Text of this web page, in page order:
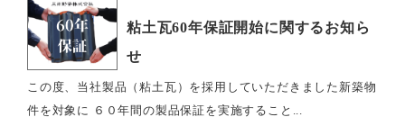
粘土瓦60年保証開始に関するお知ら
せ
この度、当社製品（粘土瓦）を採用していただきました新築物
件を対象に ６０年間の製品保証を実施すること...